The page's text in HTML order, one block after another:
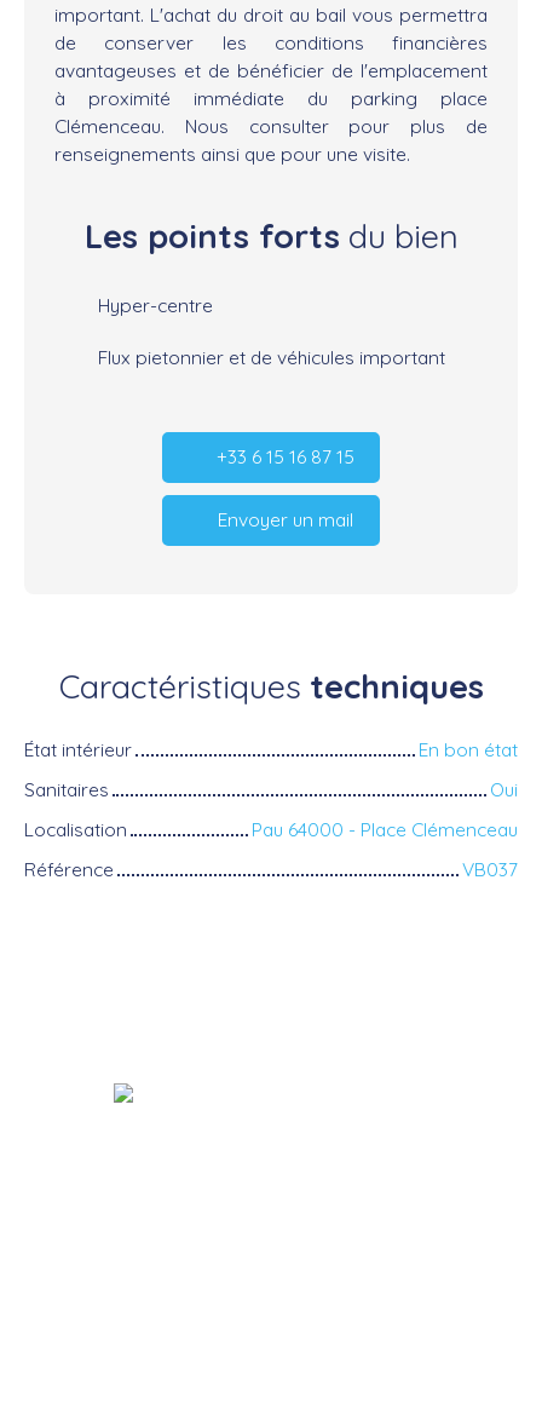
important. L'achat du droit au bail vous permettra
de conserver les conditions financières
avantageuses et de bénéficier de l'emplacement
à proximité immédiate du parking place
Clémenceau. Nous consulter pour plus de
renseignements ainsi que pour une visite.
Les points forts du bien
Hyper-centre
Flux pietonnier et de véhicules important
+33 6 15 16 87 15
Envoyer un mail
Caractéristiques techniques
État intérieur
En bon état
Sanitaires
Oui
Localisation
Pau 64000 - Place Clémenceau
Référence
VB037